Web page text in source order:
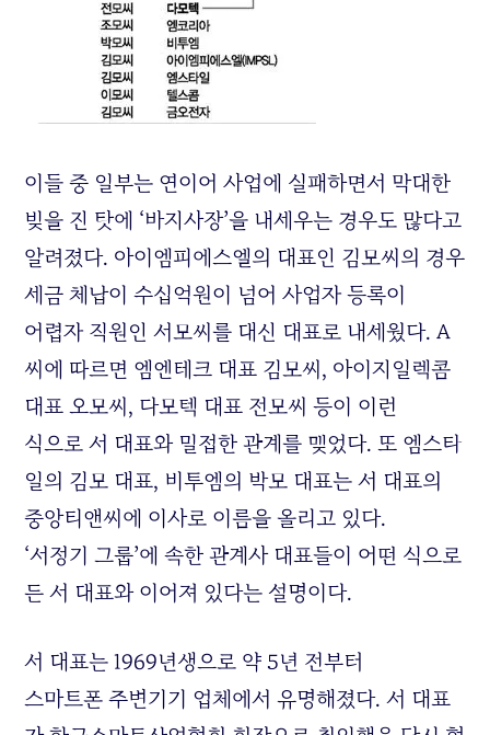
이들 중 일부는 연이어 사업에 실패하면서 막대한
빚을 진 탓에 ‘바지사장’을 내세우는 경우도 많다고
알려졌다. 아이엠피에스엘의 대표인 김모씨의 경우
세금 체납이 수십억원이 넘어 사업자 등록이
어렵자 직원인 서모씨를 대신 대표로 내세웠다. A
씨에 따르면 엠엔테크 대표 김모씨, 아이지일렉콤
대표 오모씨, 다모텍 대표 전모씨 등이 이런
식으로 서 대표와 밀접한 관계를 맺었다. 또 엠스타
일의 김모 대표, 비투엠의 박모 대표는 서 대표의
중앙티앤씨에 이사로 이름을 올리고 있다.
‘서정기 그룹’에 속한 관계사 대표들이 어떤 식으로
든 서 대표와 이어져 있다는 설명이다.
서 대표는 1969년생으로 약 5년 전부터
스마트폰 주변기기 업체에서 유명해졌다. 서 대표